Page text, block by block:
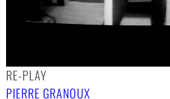
RE-PLAY
PIERRE GRANOUX